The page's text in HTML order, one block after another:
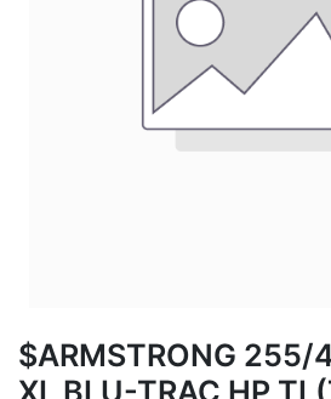
$ARMSTRONG 255/
XL BLU-TRAC HP